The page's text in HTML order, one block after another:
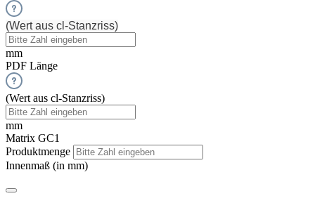
(Wert aus cl-Stanzriss)
mm
PDF Länge
(Wert aus cl-Stanzriss)
mm
Matrix GC1
Produktmenge
Innenmaß (in mm)